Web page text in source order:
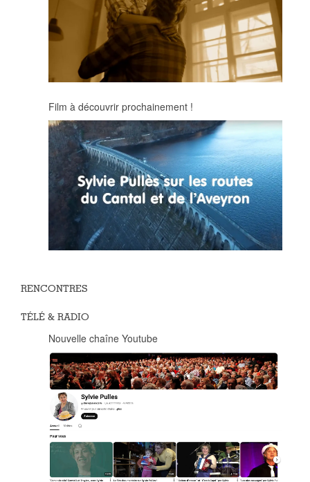
Film à découvrir prochainement !
RENCONTRES
TÉLÉ & RADIO
Nouvelle chaîne Youtube